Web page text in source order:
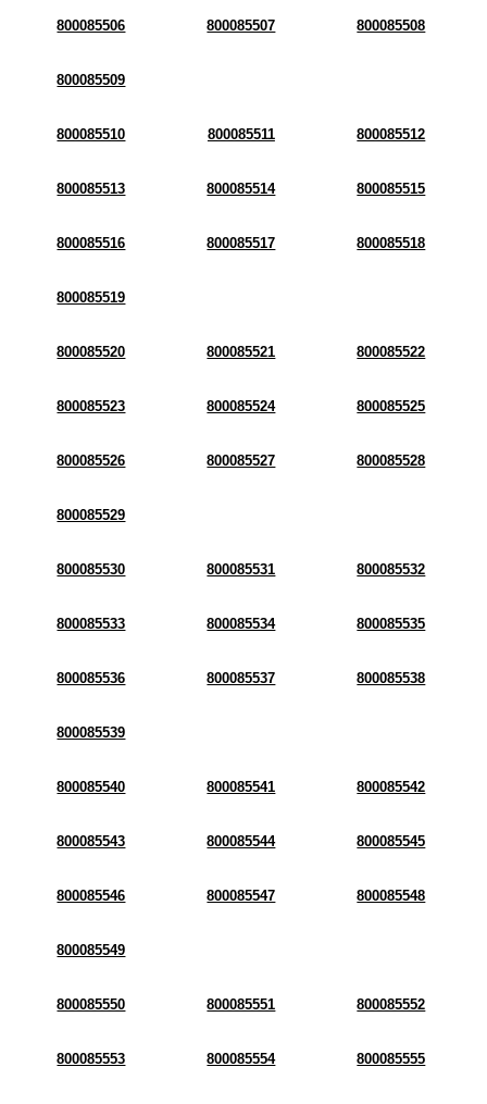
800085506 800085507 800085508
800085509
800085510 800085511 800085512
800085513 800085514 800085515
800085516 800085517 800085518
800085519
800085520 800085521 800085522
800085523 800085524 800085525
800085526 800085527 800085528
800085529
800085530 800085531 800085532
800085533 800085534 800085535
800085536 800085537 800085538
800085539
800085540 800085541 800085542
800085543 800085544 800085545
800085546 800085547 800085548
800085549
800085550 800085551 800085552
800085553 800085554 800085555